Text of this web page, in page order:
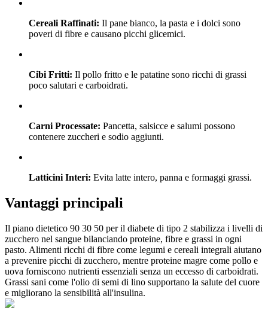
Cereali Raffinati: Il pane bianco, la pasta e i dolci sono
poveri di fibre e causano picchi glicemici.
Cibi Fritti: Il pollo fritto e le patatine sono ricchi di grassi
poco salutari e carboidrati.
Carni Processate: Pancetta, salsicce e salumi possono
contenere zuccheri e sodio aggiunti.
Latticini Interi: Evita latte intero, panna e formaggi grassi.
Vantaggi principali
Il piano dietetico 90 30 50 per il diabete di tipo 2 stabilizza i livelli di
zucchero nel sangue bilanciando proteine, fibre e grassi in ogni
pasto. Alimenti ricchi di fibre come legumi e cereali integrali aiutano
a prevenire picchi di zucchero, mentre proteine magre come pollo e
uova forniscono nutrienti essenziali senza un eccesso di carboidrati.
Grassi sani come l'olio di semi di lino supportano la salute del cuore
e migliorano la sensibilità all'insulina.